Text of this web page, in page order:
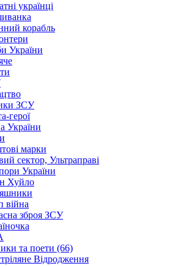
українці
корабль
України
ЗСУ
герої
України
марки
сектор, Ультраправі
України
Хуйло
війна
зброя ЗСУ
та поети (66)
Відродження